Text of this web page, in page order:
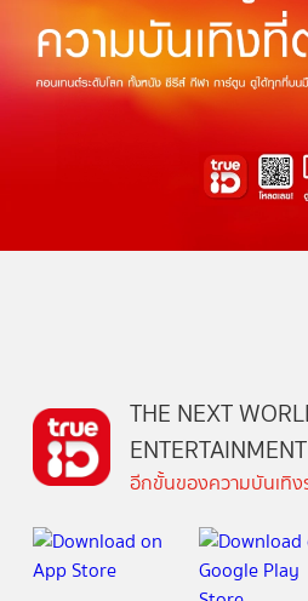
THE NEXT
ENTERTAINMENT
อีกขั้นของความบันเทิ